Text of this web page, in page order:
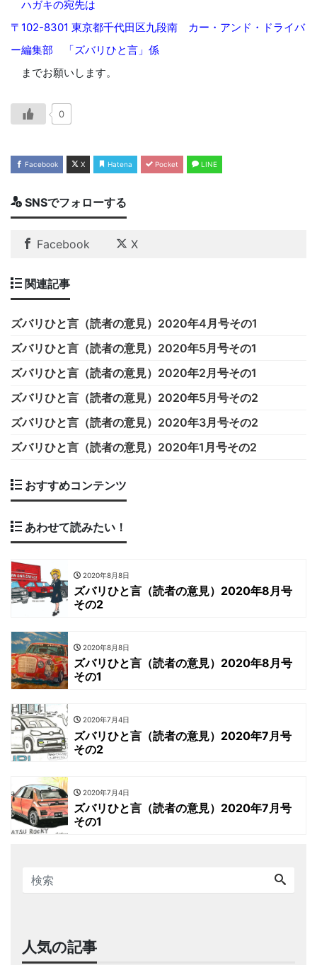
ハガキの宛先は
〒102-8301 東京都千代田区九段南 カー・アンド・ドライバ
ー編集部 「ズバリひと言」係
までお願いします。
0
Facebook X Hatena Pocket LINE
SNSでフォローする
Facebook X
関連記事
ズバリひと言（読者の意見）2020年4月号その1
ズバリひと言（読者の意見）2020年5月号その1
ズバリひと言（読者の意見）2020年2月号その1
ズバリひと言（読者の意見）2020年5月号その2
ズバリひと言（読者の意見）2020年3月号その2
ズバリひと言（読者の意見）2020年1月号その2
おすすめコンテンツ
あわせて読みたい！
2020年8月8日
ズバリひと言（読者の意見）2020年8月号
その2
2020年8月8日
ズバリひと言（読者の意見）2020年8月号
その1
2020年7月4日
ズバリひと言（読者の意見）2020年7月号
その2
2020年7月4日
ズバリひと言（読者の意見）2020年7月号
その1
人気の記事